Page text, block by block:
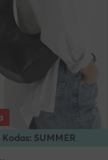
Kodas: SUMMER